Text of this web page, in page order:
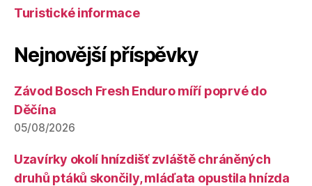
Turistické informace
Nejnovější příspěvky
Závod Bosch Fresh Enduro míří poprvé do
Děčína
05/08/2026
Uzavírky okolí hnízdišť zvláště chráněných
druhů ptáků skončily, mláďata opustila hnízda